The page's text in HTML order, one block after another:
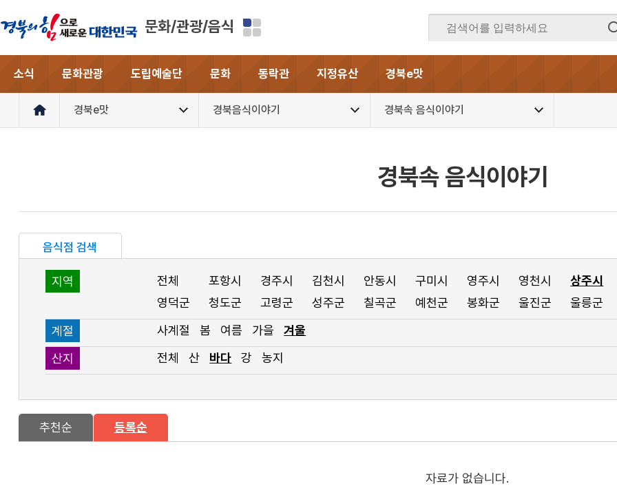
문화/관광/음식
소식 문화관광 도립예술단 문화 동락관 지정유산 경북e맛
경북e맛 경북음식이야기 경북속 음식이야기
경북속 음식이야기
음식점 검색
지역 전체 포항시 경주시 김천시 안동시 구미시 영주시 영천시 상주시
영덕군
청도군 고령군 성주군 칠곡군 예천군 봉화군 울진군
울릉군
계절
사계절 봄 여름 가을
겨울
산지
전체 산 바다 강 농지
추천순 등록순
자료가 없습니다.